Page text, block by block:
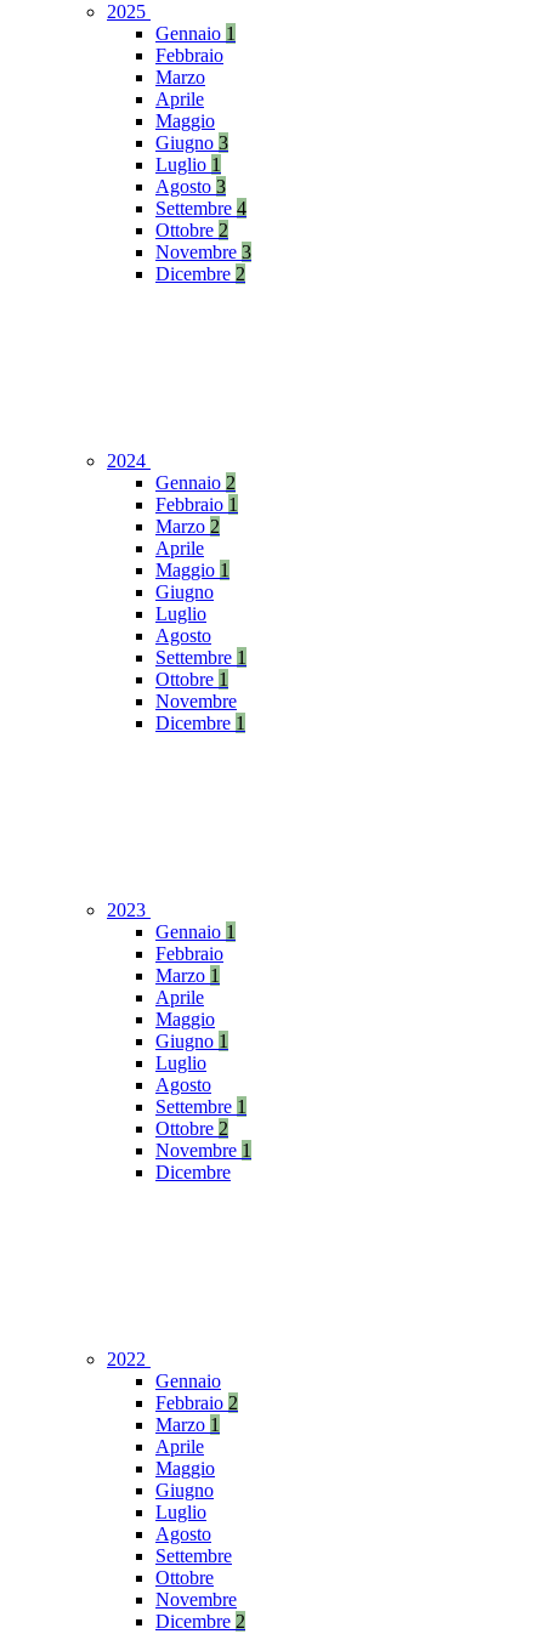
2025
Gennaio 1
Febbraio
Marzo
Aprile
Maggio
Giugno 3
Luglio 1
Agosto 3
Settembre 4
Ottobre 2
Novembre 3
Dicembre 2
2024
Gennaio 2
Febbraio 1
Marzo 2
Aprile
Maggio 1
Giugno
Luglio
Agosto
Settembre 1
Ottobre 1
Novembre
Dicembre 1
2023
Gennaio 1
Febbraio
Marzo 1
Aprile
Maggio
Giugno 1
Luglio
Agosto
Settembre 1
Ottobre 2
Novembre 1
Dicembre
2022
Gennaio
Febbraio 2
Marzo 1
Aprile
Maggio
Giugno
Luglio
Agosto
Settembre
Ottobre
Novembre
Dicembre 2